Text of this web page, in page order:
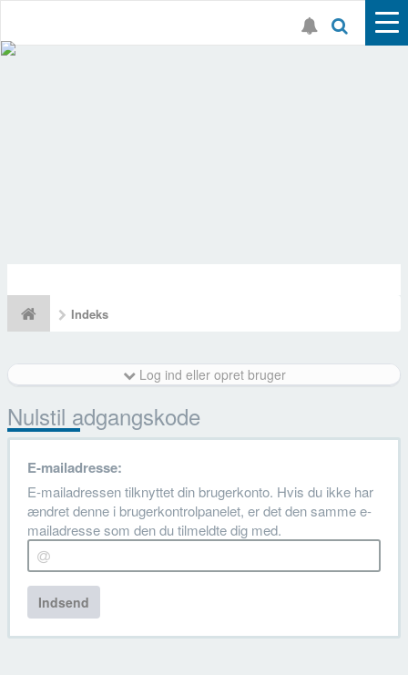
Indeks
Log ind eller opret bruger
Nulstil adgangskode
E-mailadresse:
E-mailadressen tilknyttet din brugerkonto. Hvis du ikke har
ændret denne i brugerkontrolpanelet, er det den samme e-
mailadresse som den du tilmeldte dig med.
Indsend